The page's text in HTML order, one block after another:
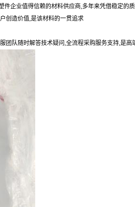
企业值得信赖的材料供应商,多年来凭借稳定的
创造价值,是该材料的一贯追求
队随时解答技术疑问,全流程采购服务支持,是